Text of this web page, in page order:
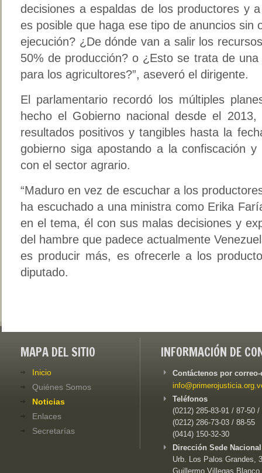
decisiones a espaldas de los productores y
es posible que haga ese tipo de anuncios sin
ejecución? ¿De dónde van a salir los
50% de producción? o ¿Esto se trata de
para los agricultores?”, aseveró el dirigente.
El parlamentario recordó los múltiples
hecho el Gobierno nacional desde el
resultados positivos y tangibles hasta la
gobierno siga apostando a la confiscación
con el sector agrario.
“Maduro en vez de escuchar a los
ha escuchado a una ministra como Erika
en el tema, él con sus malas decisiones y
del hambre que padece actualmente
es producir más, es ofrecerle a los
diputado.
MAPA DEL SITIO
Inicio
Quiénes Somos
Noticias
Enlaces
Secretarías
INFORMACIÓN DE
Contáctenos por
Teléfonos
(0212) 285-83-91 / 87-50 /
(0212) 286-73-03 / 88-55
(0414) 150-32-30
Dirección Sede
Urb. Los Palos Grandes,
Guillermo Villegas